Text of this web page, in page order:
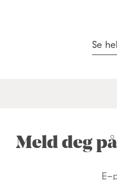
Se
Meld deg